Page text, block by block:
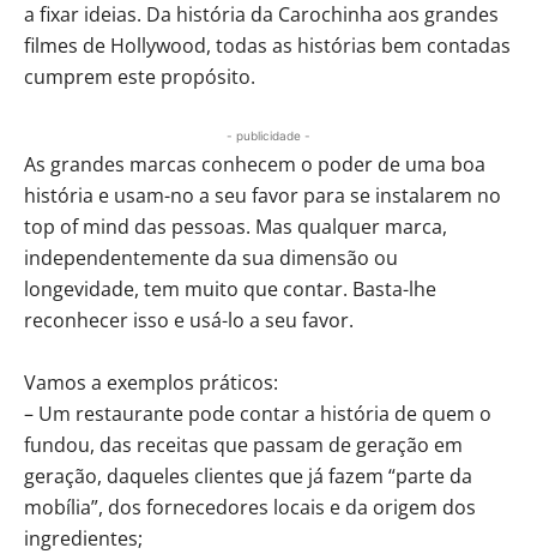
a fixar ideias. Da história da Carochinha aos grandes
filmes de Hollywood, todas as histórias bem contadas
cumprem este propósito.
- publicidade -
As grandes marcas conhecem o poder de uma boa
história e usam-no a seu favor para se instalarem no
top of mind das pessoas. Mas qualquer marca,
independentemente da sua dimensão ou
longevidade, tem muito que contar. Basta-lhe
reconhecer isso e usá-lo a seu favor.
Vamos a exemplos práticos:
– Um restaurante pode contar a história de quem o
fundou, das receitas que passam de geração em
geração, daqueles clientes que já fazem “parte da
mobília”, dos fornecedores locais e da origem dos
ingredientes;